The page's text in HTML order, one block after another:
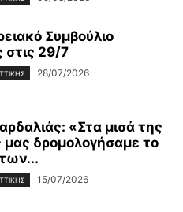
Συμβούλιο
στις 29/7
28/07/2026
«Στα μισά της
μας δρομολογήσαμε το
15/07/2026